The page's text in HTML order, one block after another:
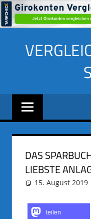
DAS
LIEBSTE
15. August 2019
teilen